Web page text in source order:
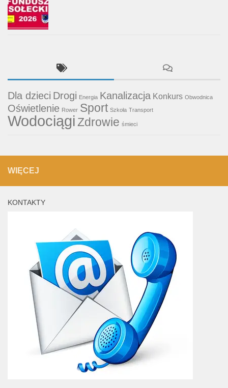
Dla dzieci Drogi Energia Kanalizacja Konkurs Obwodnica
Oświetlenie Rower Sport Szkoła Transport
WodociągiZdrowie śmieci
WIĘCEJ
KONTAKTY